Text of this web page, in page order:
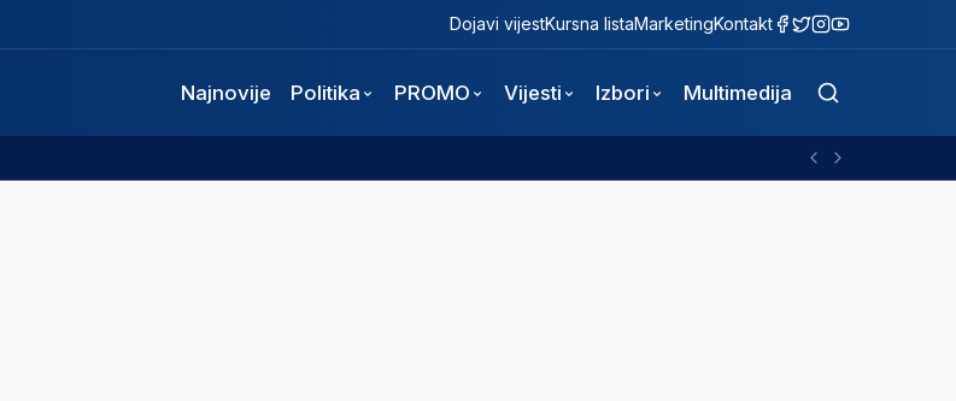
Dojavi vijestKursna listaMarketingKontakt
Najnovije Politika PROMO Vijesti Izbori Multimedija